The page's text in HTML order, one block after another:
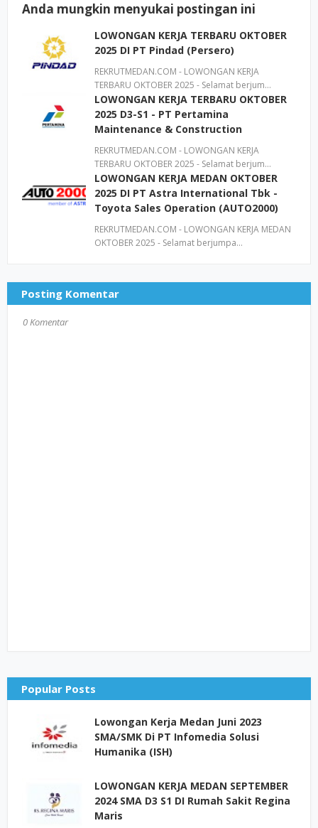
Anda mungkin menyukai postingan ini
LOWONGAN KERJA TERBARU OKTOBER
2025 DI PT Pindad (Persero)
REKRUTMEDAN.COM - LOWONGAN KERJA
TERBARU OKTOBER 2025 - Selamat berjum…
LOWONGAN KERJA TERBARU OKTOBER
2025 D3-S1 - PT Pertamina
Maintenance & Construction
REKRUTMEDAN.COM - LOWONGAN KERJA
TERBARU OKTOBER 2025 - Selamat berjum…
LOWONGAN KERJA MEDAN OKTOBER
2025 DI PT Astra International Tbk -
Toyota Sales Operation (AUTO2000)
REKRUTMEDAN.COM - LOWONGAN KERJA MEDAN
OKTOBER 2025 - Selamat berjumpa…
Posting Komentar
0 Komentar
Popular Posts
Lowongan Kerja Medan Juni 2023
SMA/SMK Di PT Infomedia Solusi
Humanika (ISH)
LOWONGAN KERJA MEDAN SEPTEMBER
2024 SMA D3 S1 DI Rumah Sakit Regina
Maris